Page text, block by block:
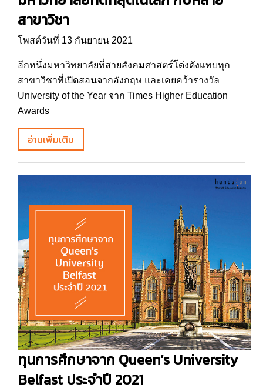
สาขาวิชา
โพสต์วันที่ 13 กันยายน 2021
อีกหนึ่งมหาวิทยาลัยที่สายสังคมศาสตร์โด่งดังแทบทุก
สาขาวิชาที่เปิดสอนจากอังกฤษ และเคยคว้ารางวัล
University of the Year จาก Times Higher Education
Awards
อ่านเพิ่มเติม
ทุนการศึกษาจาก Queen’s University
Belfast ประจำปี 2021